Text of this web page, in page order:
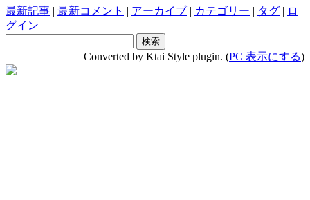
最新記事 | 最新コメント | アーカイブ | カテゴリー | タグ | ロ
グイン
Converted by Ktai Style plugin. (PC 表示にする)